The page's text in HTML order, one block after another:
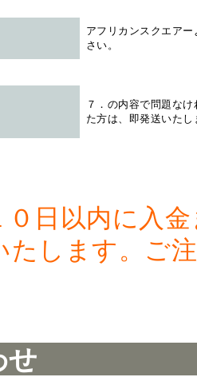
アフリカンスクエアー
さい。
７．の内容で問題な
た方は、即発送いたし
０日以内に入
たします。ご
せ